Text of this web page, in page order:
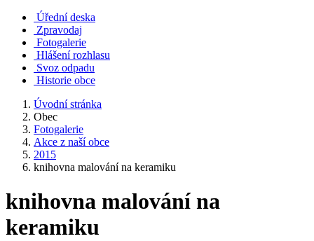
Úřední deska
Zpravodaj
Fotogalerie
Hlášení rozhlasu
Svoz odpadu
Historie obce
Úvodní stránka
Obec
Fotogalerie
Akce z naší obce
2015
knihovna malování na keramiku
knihovna malování na
keramiku